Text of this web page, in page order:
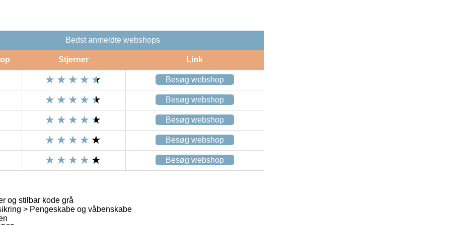
Bedst anmeldte webshops
Stjerner Link
Besøg webshop
Besøg webshop
Besøg webshop
Besøg webshop
Besøg webshop
og stilbar kode grå
> Pengeskabe og våbenskabe